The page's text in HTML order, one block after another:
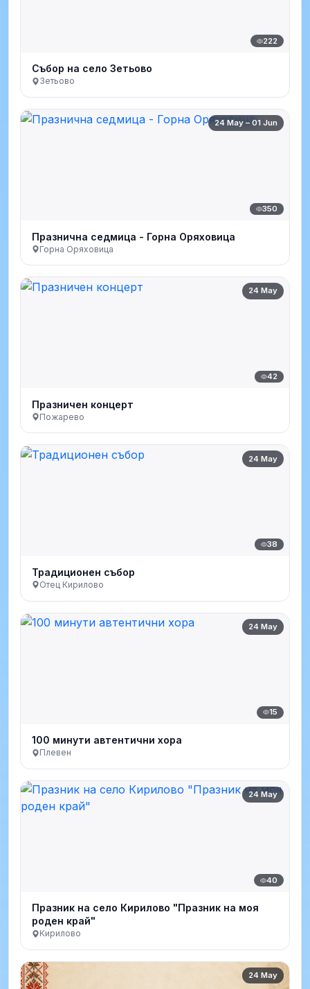
222
Събор на село Зетьово
Зетьово
24 May – 01 Jun
350
Празнична седмица - Горна Оряховица
Горна Оряховица
24 May
42
Празничен концерт
Пожарево
24 May
38
Традиционен събор
Отец Кирилово
24 May
15
100 минути автентични хора
Плевен
24 May
40
Празник на село Кирилово "Празник на моя
роден край"
Кирилово
24 May